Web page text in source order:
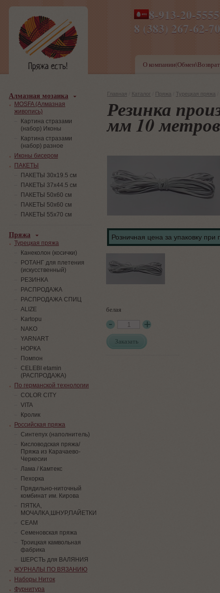
8-913-20-
8 (383) 267-
ПН-ПТ 8-17,СБ-ВС 9-
О
Главная Каталог Пряжа Турецкая пряжа
Резинка
мм 10 метров
Розничная цена за упаковку при
белая
Заказать
Алмазная мозаика
MOSFA (Алмазная
живопись)
Картина стразами
(набор) Иконы
Картина стразами
(набор) разное
Иконы бисером
ПАКЕТЫ
ПАКЕТЫ 30х19.5 см
ПАКЕТЫ 37х44.5 см
ПАКЕТЫ 50х60 см
ПАКЕТЫ 50х60 см
ПАКЕТЫ 55х70 см
Пряжа
Турецкая пряжа
Канеколон (косички)
РОТАНГ для плетения
(искусственный)
PЕЗИНКА
РАСПРОДАЖА
РАСПРОДАЖА СПИЦ
ALIZE
Kartopu
NAKO
YARNART
НОРКА
Помпон
СELEBI etamin
(РАСПРОДАЖА)
По германской технологии
COLOR CITY
VITA
Кролик
Российская пряжа
Синтепух (наполнитель)
Кисловодская пряжа/
Пряжа из Карачаево-
Черкесии
Лама / Камтекс
Пехорка
Прядильно-ниточный
комбинат им. Кирова
ПЯТКА,
МОЧАЛКА,ШНУР,ПАЙЕТКИ
СЕАМ
Семеновская пряжа
Троицкая камвольная
фабрика
ШЕРСТЬ для ВАЛЯНИЯ
ЖУРНАЛЫ ПО ВЯЗАНИЮ
Наборы Ниток
Фурнитура